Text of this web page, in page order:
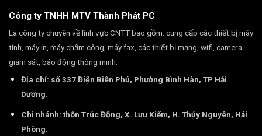
Công ty TNHH MTV Thành Phát PC
Là công ty chuyên về lĩnh vực CNTT bao gồm: cung cấp các thiết bị máy
tính, máy in, máy chấm công, máy fax, các thiết bị mạng, wifi, camera
giám sát, báo động thông minh.
Địa chỉ: số 337 Điện Biên Phủ, Phường Bình Hàn, TP Hải
Dương.
Chi nhánh: thôn Trúc Động, X. Lưu Kiếm, H. Thủy Nguyên, Hải
Phòng.